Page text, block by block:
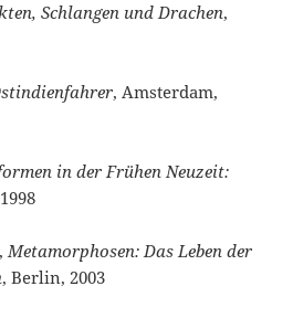
Schlangen und Drachen,
, Amsterdam,
in der Frühen Neuzeit:
Metamorphosen: Das Leben der
, Berlin, 2003